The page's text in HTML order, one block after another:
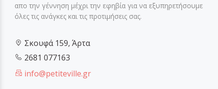
απο την γέννηση μέχρι την εφηβία για να εξυπηρετήσουμε
όλες τις ανάγκες και τις προτιμήσεις σας.
Σκουφά 159, Άρτα
2681 077163
info@petiteville.gr